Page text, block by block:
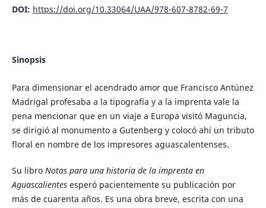
DOI: https://doi.org/10.33064/UAA/978-607-8782-69-7
Sinopsis
Para dimensionar el acendrado amor que Francisco Antúnez
Madrigal profesaba a la tipografía y a la imprenta vale la
pena mencionar que en un viaje a Europa visitó Maguncia,
se dirigió al monumento a Gutenberg y colocó ahí un tributo
floral en nombre de los impresores aguascalentenses.
Su libro Notas para una historia de la imprenta en
Aguascalientesesperó pacientemente su publicación por
más de cuarenta años. Es una obra breve, escrita con una